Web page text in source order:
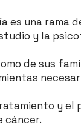
es una rama
y la
de sus
y el
cáncer.